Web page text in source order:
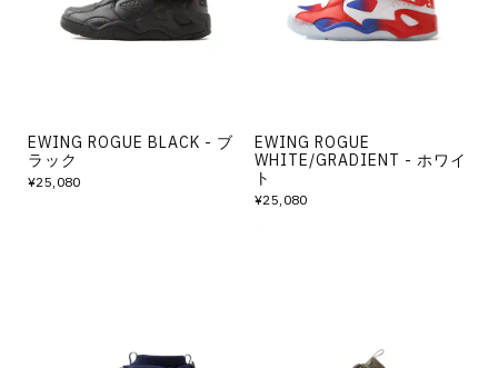
EWING ROGUE BLACK - ブ
ラック
¥25,080
EWING ROGUE
WHITE/GRADIENT - ホワイ
ト
¥25,080